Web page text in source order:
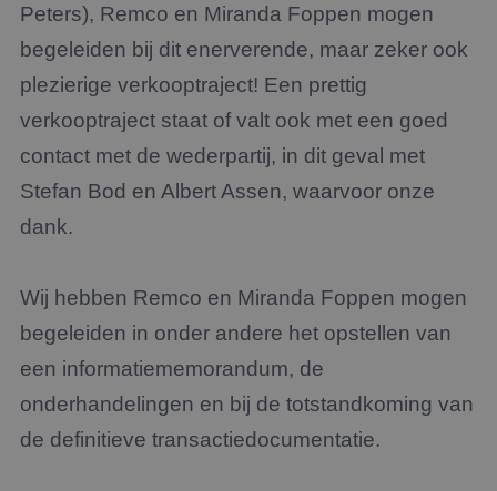
Peters), Remco en Miranda Foppen mogen
begeleiden bij dit enerverende, maar zeker ook
plezierige verkooptraject! Een prettig
verkooptraject staat of valt ook met een goed
contact met de wederpartij, in dit geval met
Stefan Bod en Albert Assen, waarvoor onze
dank.
Wij hebben Remco en Miranda Foppen mogen
begeleiden in onder andere het opstellen van
een informatiememorandum, de
onderhandelingen en bij de totstandkoming van
de definitieve transactiedocumentatie.